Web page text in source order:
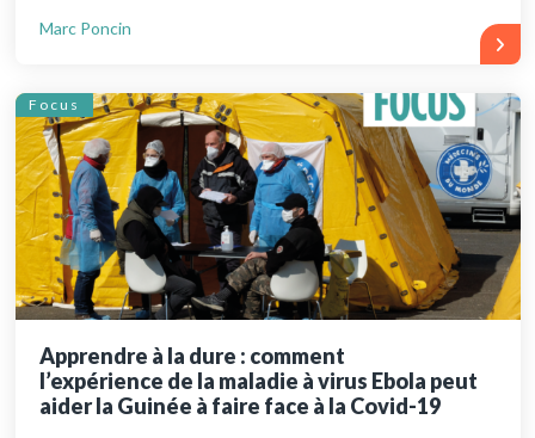
Marc Poncin
Focus
Apprendre à la dure : comment
l’expérience de la maladie à virus Ebola peut
aider la Guinée à faire face à la Covid-19